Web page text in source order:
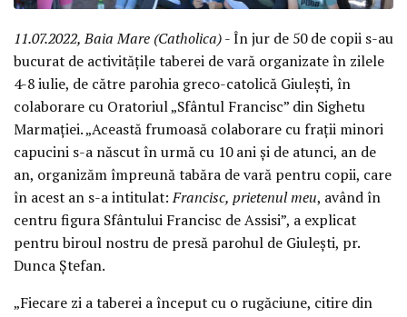
11.07.2022, Baia Mare (Catholica)- În jur de 50 de copii s-au
bucurat de activitățile taberei de vară organizate în zilele
4-8 iulie, de către parohia greco-catolică Giulești, în
colaborare cu Oratoriul „Sfântul Francisc” din Sighetu
Marmației. „Această frumoasă colaborare cu frații minori
capucini s-a născut în urmă cu 10 ani și de atunci, an de
an, organizăm împreună tabăra de vară pentru copii, care
în acest an s-a intitulat:Francisc, prietenul meu, având în
centru figura Sfântului Francisc de Assisi”, a explicat
pentru biroul nostru de presă parohul de Giulești, pr.
Dunca Ștefan.
„Fiecare zi a taberei a început cu o rugăciune, citire din